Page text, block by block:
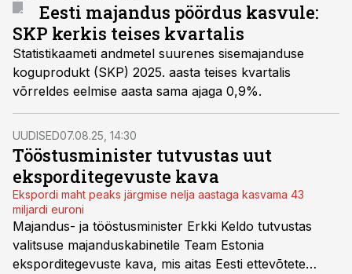
Eesti majandus pöördus kasvule:
SKP kerkis teises kvartalis
Statistikaameti andmetel suurenes sisemajanduse
koguprodukt (SKP) 2025. aasta teises kvartalis
võrreldes eelmise aasta sama ajaga 0,9%.
UUDISED07.08.25, 14:30
Tööstusminister tutvustas uut
eksporditegevuste kava
Ekspordi maht peaks järgmise nelja aastaga kasvama 43
miljardi euroni
Majandus- ja tööstusminister Erkki Keldo tutvustas
valitsuse majanduskabinetile Team Estonia
eksporditegevuste kava, mis aitas Eesti ettevõtete